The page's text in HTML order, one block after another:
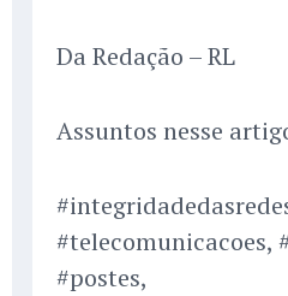
Da Redação – RL
Assuntos nesse
#telecomunicacoes,
#postes,